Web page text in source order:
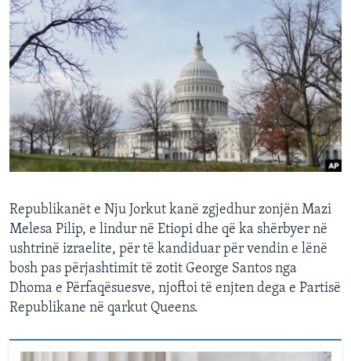
SHKENCË DHE TEKNOLOGJI
SHËNDETËSI
INTERVISTA
DITARI
Gjuhët
Republikanët e Nju Jorkut kanë zgjedhur zonjën Mazi
Melesa Pilip, e lindur në Etiopi dhe që ka shërbyer në
ushtrinë izraelite, për të kandiduar për vendin e lënë
bosh pas përjashtimit të zotit George Santos nga
Dhoma e Përfaqësuesve, njoftoi të enjten dega e Partisë
Republikane në qarkut Queens.